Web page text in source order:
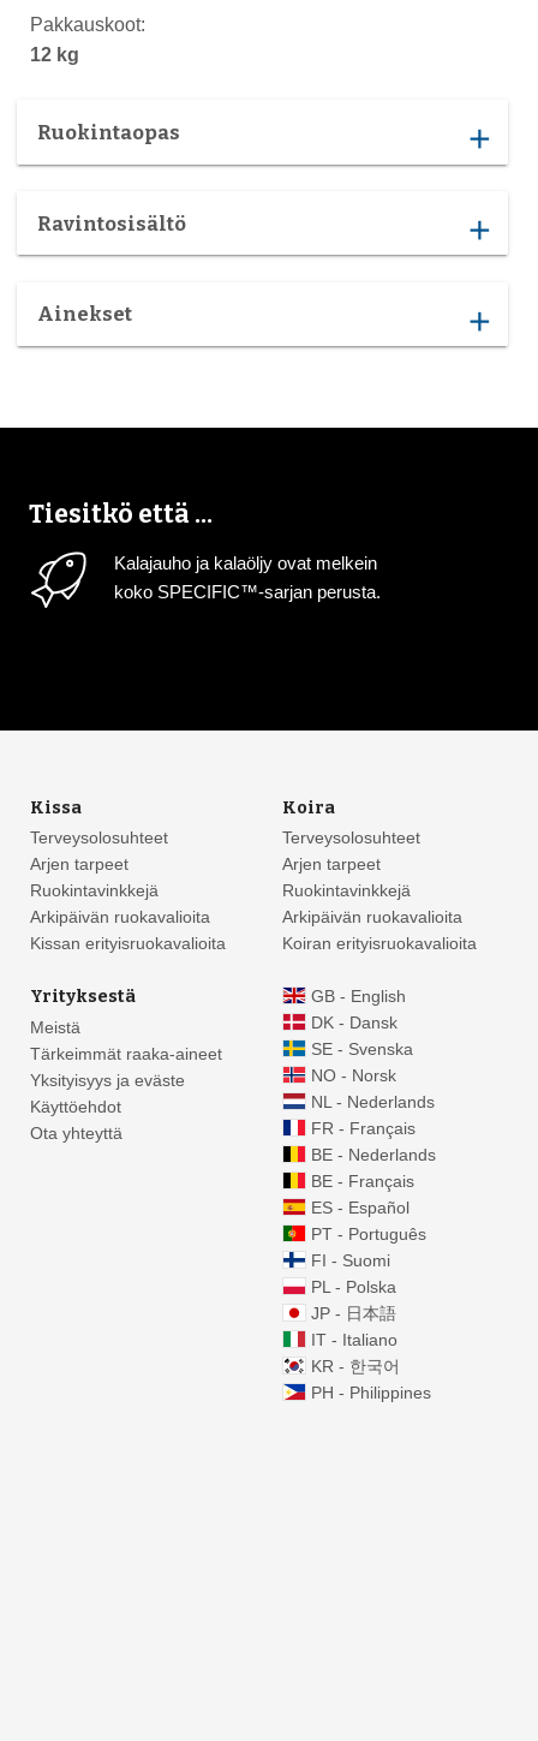
Pakkauskoot:
12 kg
Ruokintaopas add
Ravintosisältö add
Ainekset add
Tiesitkö että ...
Kalajauho ja kalaöljy ovat melkein
koko SPECIFIC™-sarjan perusta.
Kissa
Terveysolosuhteet
Arjen tarpeet
Ruokintavinkkejä
Arkipäivän ruokavalioita
Kissan erityisruokavalioita
Koira
Terveysolosuhteet
Arjen tarpeet
Ruokintavinkkejä
Arkipäivän ruokavalioita
Koiran erityisruokavalioita
Yrityksestä
Meistä
Tärkeimmät raaka-aineet
Yksityisyys ja eväste
Käyttöehdot
Ota yhteyttä
GB - English
DK - Dansk
SE - Svenska
NO - Norsk
NL - Nederlands
FR - Français
BE - Nederlands
BE - Français
ES - Español
PT - Português
FI - Suomi
PL - Polska
JP - 日本語
IT - Italiano
KR - 한국어
PH - Philippines